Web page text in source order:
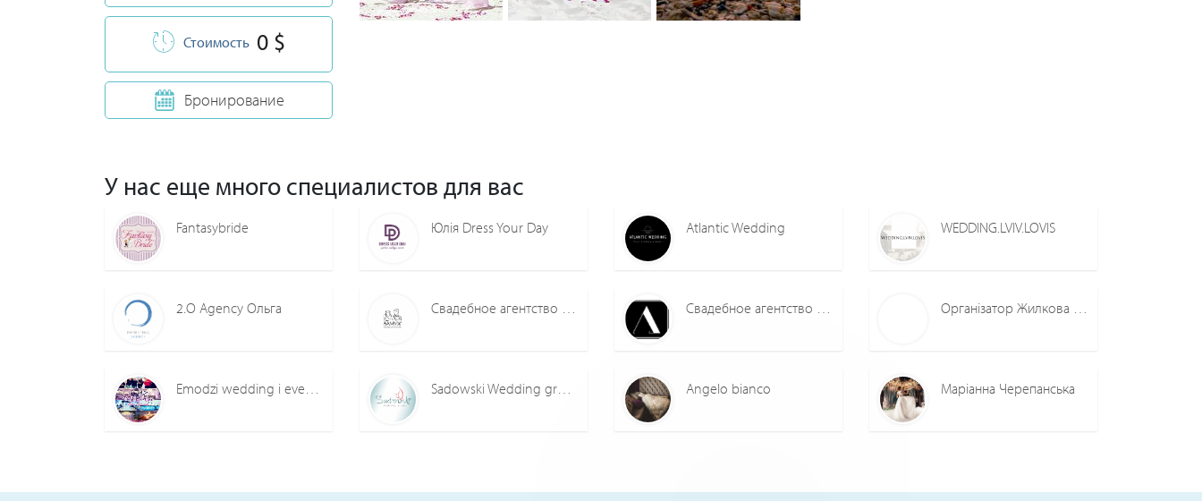
Стоимость 0 $
Бронирование
У нас еще много специалистов для вас
Fantasybride Юлія Dress Your Day Atlantic Wedding WEDDING.LVIV.LOVIS
2.О Agency Ольга Свадебное агентство Zamug.me Свадебное агентство Анны Мороз Лукьянчук Організатор Жилкова Вікторія
Emodzi wedding i event agency Sadowski Wedding group Angelo bianco Маріанна Черепанська